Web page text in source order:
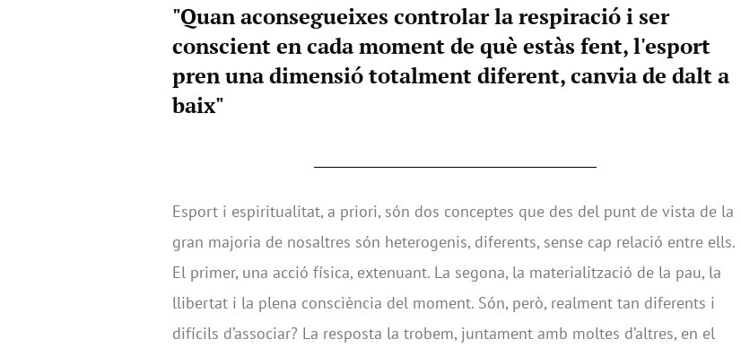
"Quan aconsegueixes controlar la respiració i ser
conscient en cada moment de què estàs fent, l'esport
pren una dimensió totalment diferent, canvia de dalt a
baix"
Esport i espiritualitat, a priori, són dos conceptes que des del punt de vista de la
gran majoria de nosaltres són heterogenis, diferents, sense cap relació entre ells.
El primer, una acció física, extenuant. La segona, la materialització de la pau, la
llibertat i la plena consciència del moment. Són, però, realment tan diferents i
difícils d’associar? La resposta la trobem, juntament amb moltes d’altres, en el